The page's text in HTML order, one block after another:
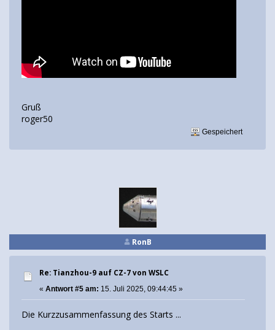
Gruß
roger50
Gespeichert
RonB
Re: Tianzhou-9 auf CZ-7 von WSLC
« Antwort #5 am: 15. Juli 2025, 09:44:45 »
Die Kurzzusammenfassung des Starts ...